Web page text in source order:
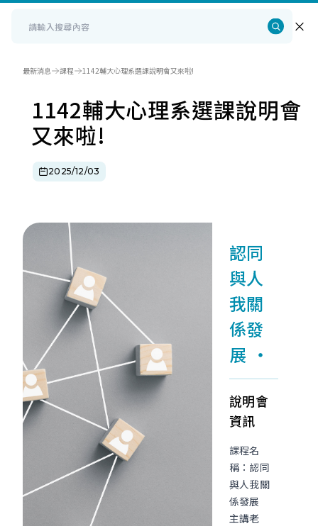
最新消息 課程 1142輔大心理系選課說明會又來啦!
1142輔大心理系選課說明會
又來啦!
2025/12/03
認同
與人
我關
係發
展
說明會
資訊
課程名
稱：認同
與人我關
係發展
主講老